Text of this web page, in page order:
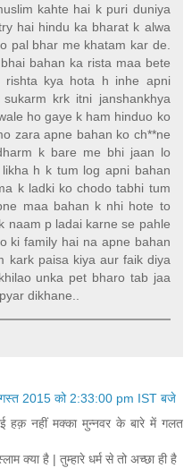
kahte hai k puri duniya
hai hindu ka bharat k alwa
pal bhar me khatam kar de.
bahan ka rista maa bete
kya hota h inhe apni
krk itni janshankhya
ho gaye k ham hinduo ko
zara apne bahan ko ch**ne
k bare me bhi jaan lo
h k tum log apni bahan
k ladki ko chodo tabhi tum
maa bahan k nhi hote to
naam p ladai karne se pahle
ki family hai na apne bahan
kark paisa kiya aur faik diya
unka pet bharo tab jaa
dikhane..
2015 को 2:33:00 pm IST बजे
नहीं मक्का मुन्नवर के बारे में गलत
क्या है | तुम्हारे धर्म से तो अच्छा ही है